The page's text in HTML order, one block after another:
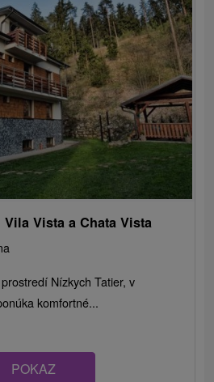
Vista a Chata Vista
Nízkych Tatier, v
komfortné...
POKAZ